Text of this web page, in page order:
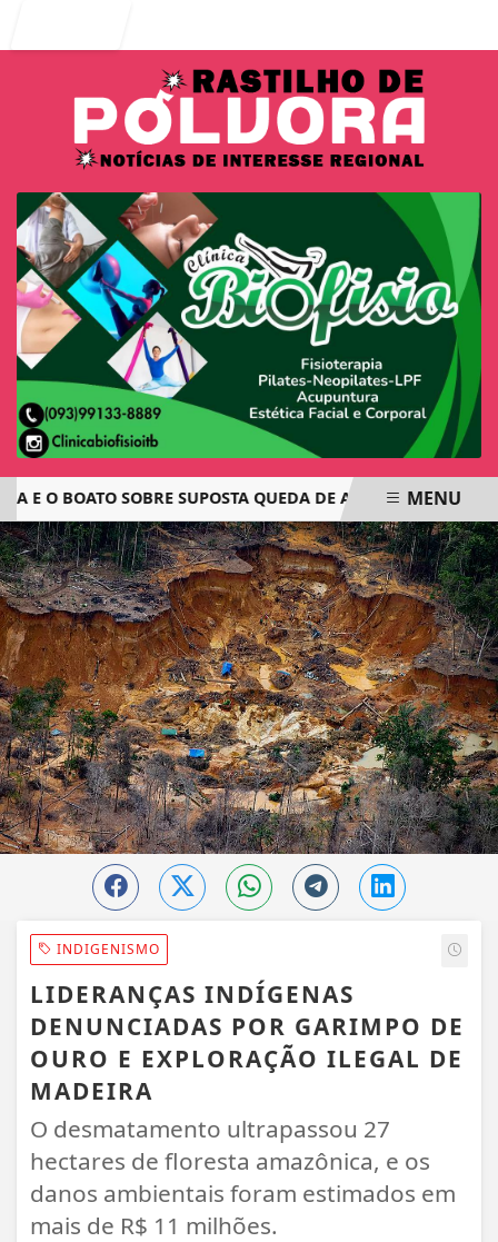
BOATO SOBRE SUPOSTA QUEDA DE AVIÃO COM JOVENS
EM ALTA
MENU
INDIGENISMO
LIDERANÇAS INDÍGENAS
DENUNCIADAS POR GARIMPO DE
OURO E EXPLORAÇÃO ILEGAL DE
MADEIRA
O desmatamento ultrapassou 27
hectares de floresta amazônica, e os
danos ambientais foram estimados em
mais de R$ 11 milhões.